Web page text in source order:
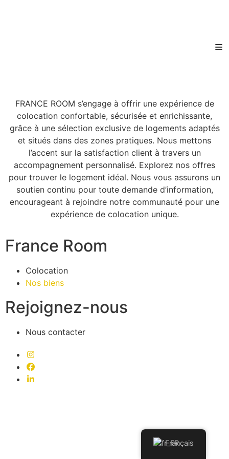
FRANCE ROOM s’engage à offrir une expérience de
colocation confortable, sécurisée et enrichissante,
grâce à une sélection exclusive de logements adaptés
et situés dans des zones pratiques. Nous mettons
l’accent sur la satisfaction client à travers un
accompagnement personnalisé. Explorez nos offres
pour trouver le logement idéal. Nous vous assurons un
soutien continu pour toute demande d’information,
encourageant à rejoindre notre communauté pour une
expérience de colocation unique.
France Room
Colocation
Nos biens
Rejoignez-nous
Nous contacter
Français